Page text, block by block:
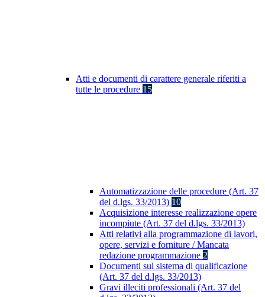
Atti e documenti di carattere generale riferiti a
tutte le procedure 15
Automatizzazione delle procedure (Art. 37
del d.lgs. 33/2013) 10
Acquisizione interesse realizzazione opere
incompiute (Art. 37 del d.lgs. 33/2013)
Atti relativi alla programmazione di lavori,
opere, servizi e forniture / Mancata
redazione programmazione 2
Documenti sul sistema di qualificazione
(Art. 37 del d.lgs. 33/2013)
Gravi illeciti professionali (Art. 37 del